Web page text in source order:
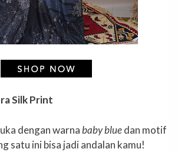
Silk Print
dengan warnababy bluedan motif
satu ini bisa jadi andalan kamu!